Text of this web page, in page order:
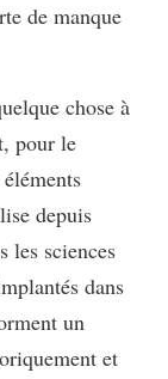
de manque
chose à
pour le
depuis
les sciences
dans
un
et